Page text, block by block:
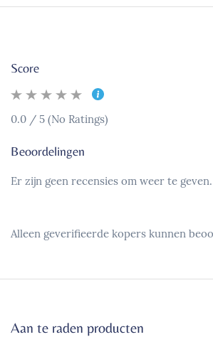
Score
0.0 / 5 (No Ratings)
Beoordelingen
Er zijn geen recensies om weer te geven.
Alleen geverifieerde kopers kunnen
Aan te raden producten